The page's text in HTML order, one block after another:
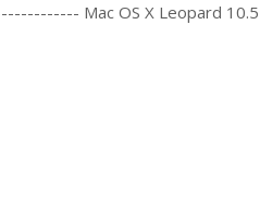
Mac OS X Leopard 10.5